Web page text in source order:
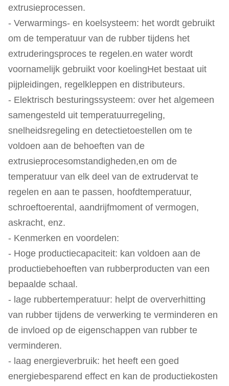
extrusieprocessen.
- Verwarmings- en koelsysteem: het wordt gebruikt
om de temperatuur van de rubber tijdens het
extruderingsproces te regelen.en water wordt
voornamelijk gebruikt voor koelingHet bestaat uit
pijpleidingen, regelkleppen en distributeurs.
- Elektrisch besturingssysteem: over het algemeen
samengesteld uit temperatuurregeling,
snelheidsregeling en detectietoestellen om te
voldoen aan de behoeften van de
extrusieprocesomstandigheden,en om de
temperatuur van elk deel van de extrudervat te
regelen en aan te passen, hoofdtemperatuur,
schroeftoerental, aandrijfmoment of vermogen,
askracht, enz.
- Kenmerken en voordelen:
- Hoge productiecapaciteit: kan voldoen aan de
productiebehoeften van rubberproducten van een
bepaalde schaal.
- lage rubbertemperatuur: helpt de oververhitting
van rubber tijdens de verwerking te verminderen en
de invloed op de eigenschappen van rubber te
verminderen.
- laag energieverbruik: het heeft een goed
energiebesparend effect en kan de productiekosten